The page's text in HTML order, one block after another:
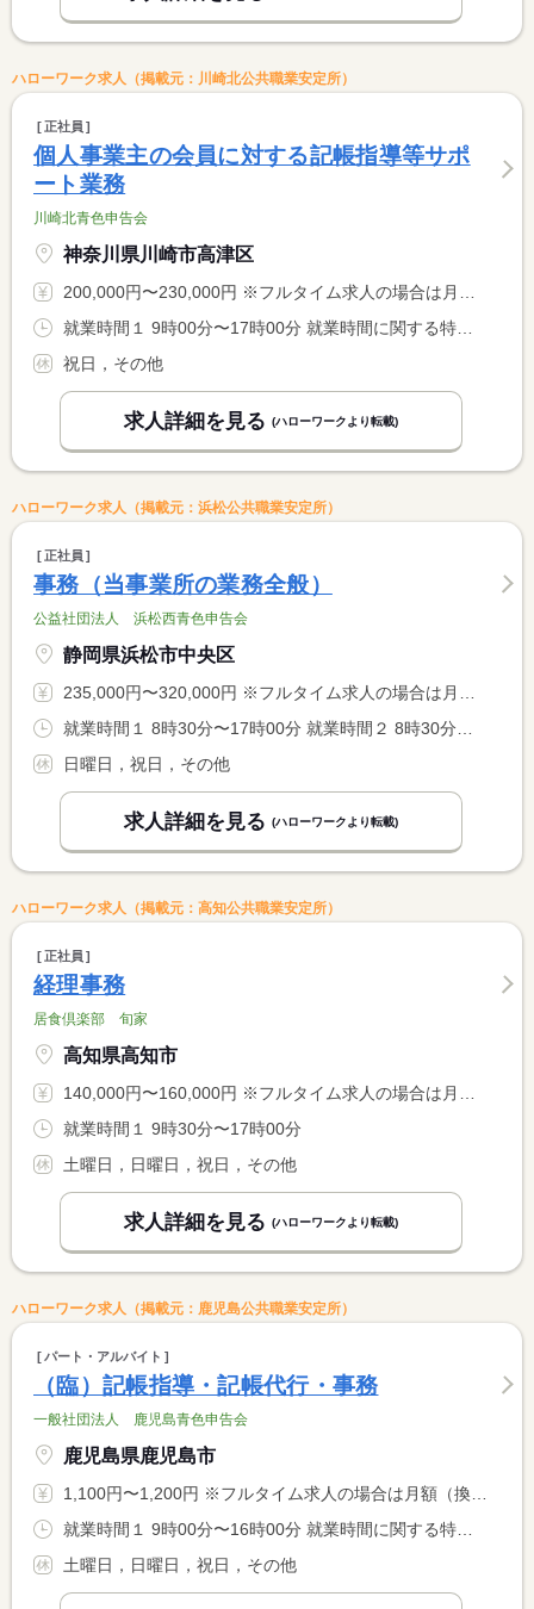
ハローワーク求人（掲載元：川崎北公共職業安定所）
正社員
個人事業主の会員に対する記帳指導等サポ
ート業務
川崎北青色申告会
神奈川県川崎市高津区
200,000円〜230,000円 ※フルタイム求人の場合は月額（換算額）、パート求人の場合は時間額を表示しています。
祝日，その他
求人詳細を見る (ハローワークより転載)
ハローワーク求人（掲載元：浜松公共職業安定所）
正社員
事務（当事業所の業務全般）
公益社団法人 浜松西青色申告会
静岡県浜松市中央区
235,000円〜320,000円 ※フルタイム求人の場合は月額（換算額）、パート求人の場合は時間額を表示しています。
日曜日，祝日，その他
求人詳細を見る (ハローワークより転載)
ハローワーク求人（掲載元：高知公共職業安定所）
正社員
経理事務
居食倶楽部 旬家
高知県高知市
140,000円〜160,000円 ※フルタイム求人の場合は月額（換算額）、パート求人の場合は時間額を表示しています。
就業時間１ 9時30分〜17時00分
土曜日，日曜日，祝日，その他
求人詳細を見る (ハローワークより転載)
ハローワーク求人（掲載元：鹿児島公共職業安定所）
パート・アルバイト
（臨）記帳指導・記帳代行・事務
一般社団法人 鹿児島青色申告会
鹿児島県鹿児島市
1,100円〜1,200円 ※フルタイム求人の場合は月額（換算額）、パート求人の場合は時間額を表示しています。
土曜日，日曜日，祝日，その他